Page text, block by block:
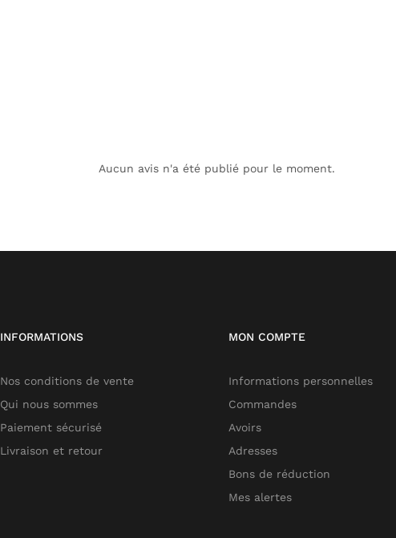
Aucun avis n'a été publié pour le moment.
INFORMATIONS
Nos conditions de vente
Qui nous sommes
Paiement sécurisé
Livraison et retour
MON COMPTE
Informations personnelles
Commandes
Avoirs
Adresses
Bons de réduction
Mes alertes